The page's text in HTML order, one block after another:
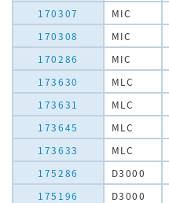
170307
MIC
170308
MIC
170286
MIC
173630
MLC
173631
MLC
173645
MLC
173633
MLC
175286
D3000
175196
D3000